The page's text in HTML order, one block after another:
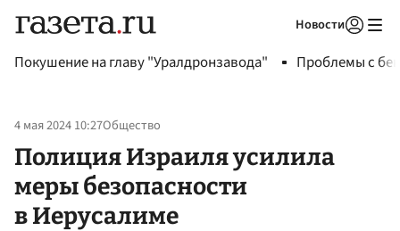
Новости
Покушение на главу "Уралдронзавода" Проблемы с
4 мая 2024 10:27Общество
Полиция Израиля усилила
меры безопасности
в Иерусалиме